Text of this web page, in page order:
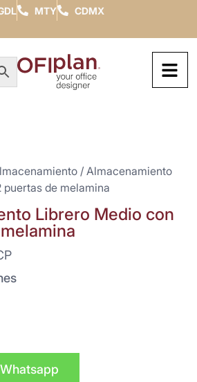
MTY CDMX
/ Almacenamiento
de melamina
Librero Medio con